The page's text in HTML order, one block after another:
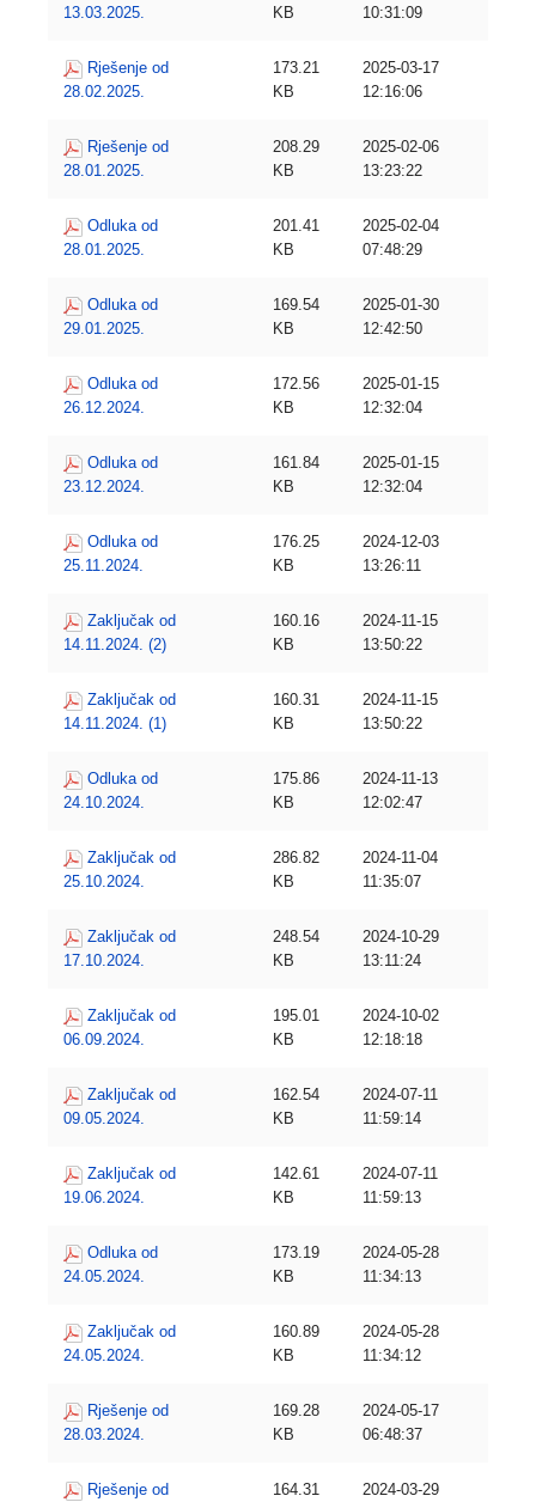
13.03.2025. KB 10:31:09
Rješenje od
28.02.2025.
173.21
KB
2025-03-17
12:16:06
Rješenje od
28.01.2025.
208.29
KB
2025-02-06
13:23:22
Odluka od
28.01.2025.
201.41
KB
2025-02-04
07:48:29
Odluka od
29.01.2025.
169.54
KB
2025-01-30
12:42:50
Odluka od
26.12.2024.
172.56
KB
2025-01-15
12:32:04
Odluka od
23.12.2024.
161.84
KB
2025-01-15
12:32:04
Odluka od
25.11.2024.
176.25
KB
2024-12-03
13:26:11
Zaključak od
14.11.2024. (2)
160.16
KB
2024-11-15
13:50:22
Zaključak od
14.11.2024. (1)
160.31
KB
2024-11-15
13:50:22
Odluka od
24.10.2024.
175.86
KB
2024-11-13
12:02:47
Zaključak od
25.10.2024.
286.82
KB
2024-11-04
11:35:07
Zaključak od
17.10.2024.
248.54
KB
2024-10-29
13:11:24
Zaključak od
06.09.2024.
195.01
KB
2024-10-02
12:18:18
Zaključak od
09.05.2024.
162.54
KB
2024-07-11
11:59:14
Zaključak od
19.06.2024.
142.61
KB
2024-07-11
11:59:13
Odluka od
24.05.2024.
173.19
KB
2024-05-28
11:34:13
Zaključak od
24.05.2024.
160.89
KB
2024-05-28
11:34:12
Rješenje od
28.03.2024.
169.28
KB
2024-05-17
06:48:37
Rješenje od
164.31
2024-03-29